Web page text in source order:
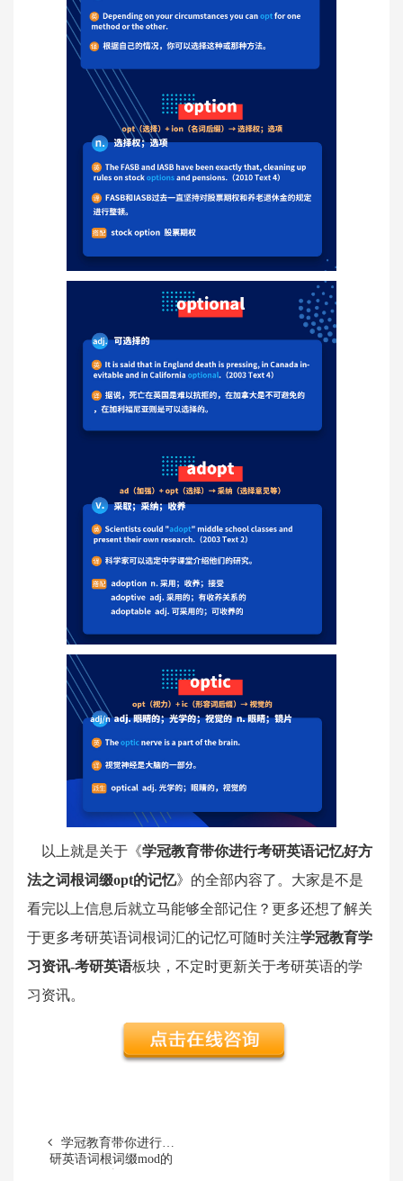
以上就是关于《学冠教育带你进行考研英语记忆好方
法之词根词缀opt的记忆》的全部内容了。大家是不是
看完以上信息后就立马能够全部记住？更多还想了解关
于更多考研英语词根词汇的记忆可随时关注学冠教育学
习资讯-考研英语板块，不定时更新关于考研英语的学
习资讯。
学冠教育带你进行考
研英语词根词缀mod的